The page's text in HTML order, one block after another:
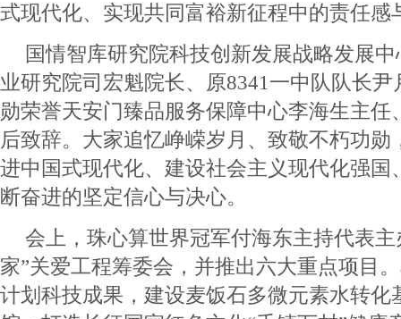
式现代化、实现共同富裕新征程中的责任感
国情智库研究院科技创新发展战略发展
业研究院司宏魁院长、原8341一中队队长
勋荣誉天安门臻品服务保障中心李海生主任
后致辞。大家追忆峥嵘岁月、致敬不朽功勋
进中国式现代化、建设社会主义现代化强国
断奋进的坚定信心与决心。
会上，珠心算世界冠军付海东主持代表
家”关爱工程筹委会，并推出六大重点项目
计划科技成果，建设麦饭石多微元素水转化